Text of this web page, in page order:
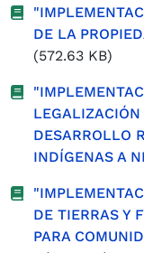
DE LA
(572.63 KB)
DESARROLLO
INDÍGENAS A
DE TIERRAS Y
PARA